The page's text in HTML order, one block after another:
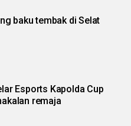
baku tembak di Selat
Esports Kapolda Cup
remaja